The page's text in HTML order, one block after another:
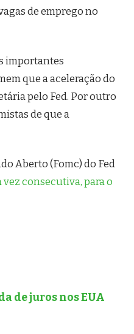
de emprego no
importantes
que a aceleração do
pelo Fed. Por outro
de que a
Aberto (Fomc) do Fed
consecutiva, para o
de juros nos EUA